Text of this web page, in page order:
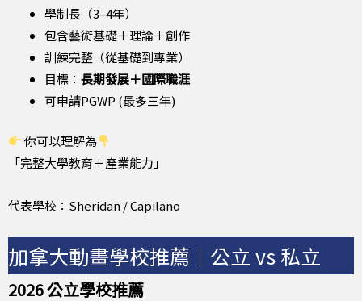
學制長（3–4年）
包含藝術基礎＋理論＋創作
訓練完整（從基礎到專業）
目標： 長期發展＋國際職涯
可申請PGWP (最多三年)
你可以理解為
「完整大學教育＋產業能力」
代表學校：Sheridan / Capilano
加拿大動畫學校推薦｜公立 vs 私立
2026 公立學校推薦